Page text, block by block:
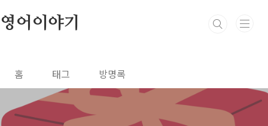
영어이야기
홈 태그 방명록